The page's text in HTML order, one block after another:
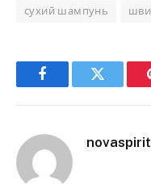
сухий шампунь
FacebookTwitter
novaspirit